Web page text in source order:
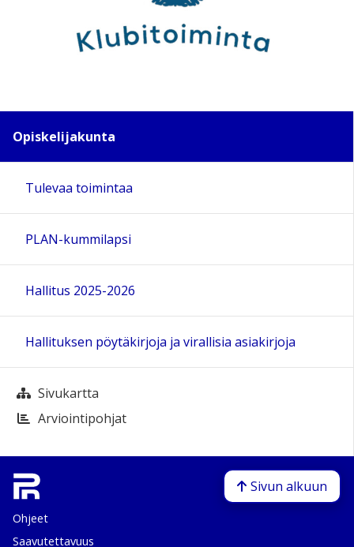
Opiskelijakunta
Tulevaa toimintaa
PLAN-kummilapsi
Hallitus 2025-2026
Hallituksen pöytäkirjoja ja virallisia asiakirjoja
Sivukartta
Arviointipohjat
Ohjeet
Saavutettavuus
Sivun alkuun